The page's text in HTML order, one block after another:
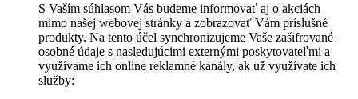
S Vaším súhlasom Vás budeme informovať aj o akciách
mimo našej webovej stránky a zobrazovať Vám príslušné
produkty. Na tento účel synchronizujeme Vaše zašifrované
osobné údaje s nasledujúcimi externými poskytovateľmi a
využívame ich online reklamné kanály, ak už využívate ich
služby: